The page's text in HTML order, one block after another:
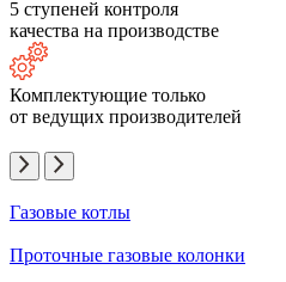
5 ступеней контроля
качества на производстве
Комплектующие только
от ведущих производителей
Газовые котлы
Проточные газовые колонки